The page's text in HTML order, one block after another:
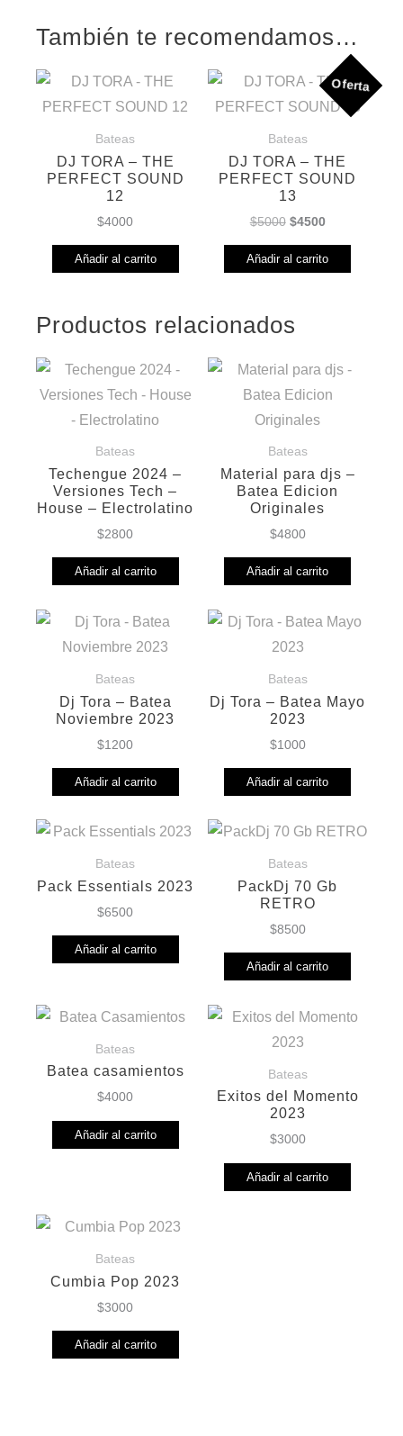
También te recomendamos…
Bateas
DJ TORA – THE
PERFECT SOUND
12
$4000
Añadir al carrito
Oferta
Bateas
DJ TORA – THE
PERFECT SOUND
13
$5000 El
precio
original
$4500El
precio
actual
Añadir al carrito
Productos relacionados
Bateas
Techengue 2024 –
Versiones Tech –
House – Electrolatino
$2800
Añadir al carrito
Bateas
Material para djs –
Batea Edicion
Originales
$4800
Añadir al carrito
Bateas
Dj Tora – Batea
Noviembre 2023
$1200
Añadir al carrito
Bateas
Dj Tora – Batea Mayo
2023
$1000
Añadir al carrito
Bateas
Pack Essentials 2023
$6500
Añadir al carrito
Bateas
PackDj 70 Gb
RETRO
$8500
Añadir al carrito
Bateas
Batea casamientos
$4000
Añadir al carrito
Bateas
Exitos del Momento
2023
$3000
Añadir al carrito
Bateas
Cumbia Pop 2023
$3000
Añadir al carrito